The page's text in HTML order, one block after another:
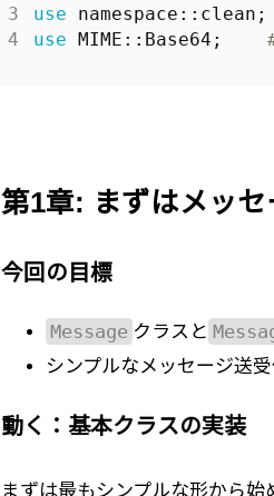
use
namespace::clean ;
use MIME::Base64 ;
第1章: まずはメッセ
今回の目標
Message クラスと
シンプルなメッセージ送
動く：基本クラスの実装
まずは最もシンプルな形から始